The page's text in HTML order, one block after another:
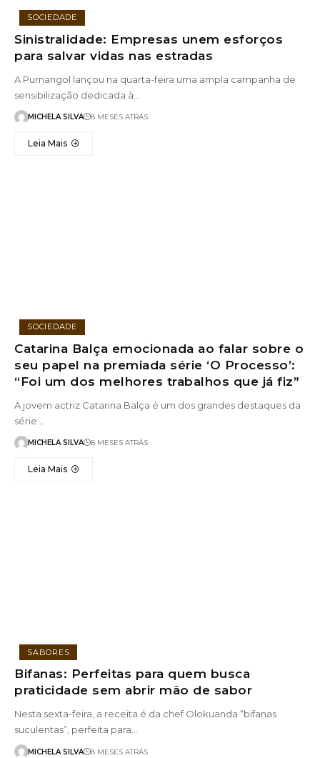
SOCIEDADE
Sinistralidade: Empresas unem esforços
para salvar vidas nas estradas
A Pumangol lançou na quarta-feira uma ampla campanha de
sensibilização dedicada à…
MICHELA SILVA 8 MESES ATRÁS
Leia Mais
SOCIEDADE
Catarina Balça emocionada ao falar sobre o
seu papel na premiada série ‘O Processo’:
“Foi um dos melhores trabalhos que já fiz”
A jovem actriz Catarina Balça é um dos grandes destaques da
série…
MICHELA SILVA 8 MESES ATRÁS
Leia Mais
SABORES
Bifanas: Perfeitas para quem busca
praticidade sem abrir mão de sabor
Nesta sexta-feira, a receita é da chef Olokuanda “bifanas
suculentas”, perfeita para…
MICHELA SILVA 8 MESES ATRÁS